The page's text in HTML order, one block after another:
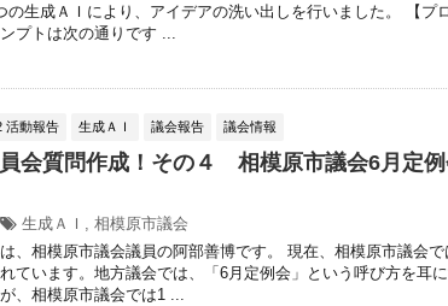
の生成ＡＩにより、アイデアの洗い出しを行いました。 【プ
プトは次の通りです ...
活動報告 生成ＡＩ 議会報告 議会情報
会質問作成！その４ 相模原市議会6月定
生成ＡＩ , 相模原市議会
、相模原市議会議員の阿部善博です。 現在、相模原市議会で
ています。地方議会では、「6月定例会」という呼び方を耳
、相模原市議会では1 ...